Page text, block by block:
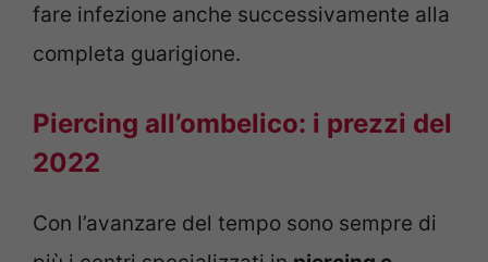
fare infezione anche successivamente alla
completa guarigione.
Piercing all’ombelico: i prezzi del
2022
Con l’avanzare del tempo sono sempre di